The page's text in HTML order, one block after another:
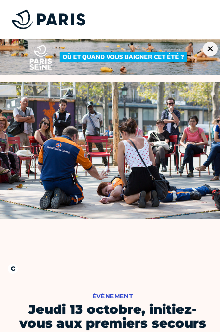
ÉVÈNEMENT
Jeudi 13 octobre, initiez-
vous aux premiers secours